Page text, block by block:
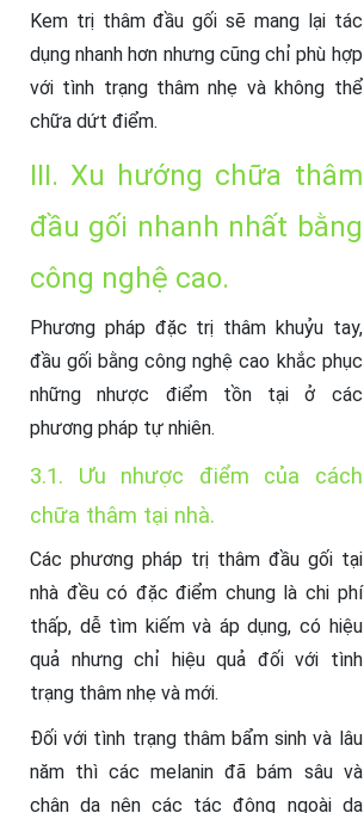
Kem trị thâm đầu gối sẽ mang lại tác
dụng nhanh hơn nhưng cũng chỉ phù hợp
với tình trạng thâm nhẹ và không thể
chữa dứt điểm.
III. Xu hướng chữa thâm
đầu gối nhanh nhất bằng
công nghệ cao.
Phương pháp đặc trị thâm khuỷu tay,
đầu gối bằng công nghệ cao khắc phục
những nhược điểm tồn tại ở các
phương pháp tự nhiên.
3.1. Ưu nhược điểm của cách
chữa thâm tại nhà.
Các phương pháp trị thâm đầu gối tại
nhà đều có đặc điểm chung là chi phí
thấp, dễ tìm kiếm và áp dụng, có hiệu
quả nhưng chỉ hiệu quả đối với tình
trạng thâm nhẹ và mới.
Đối với tình trạng thâm bẩm sinh và lâu
năm thì các melanin đã bám sâu và
chân da nên các tác động ngoài da